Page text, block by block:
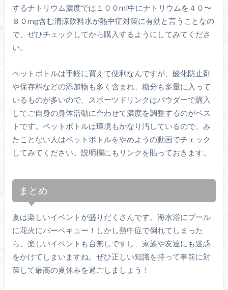
するナトリウム濃度では１００ml中にナトリウムを４０〜
８０mg含む清涼飲料水が熱中症対策に有効と言うことなの
で、ぜひチェックしてから購入するようにしてみてくださ
い。
ペットボトルは手軽に買えて便利なんですが、酸化防止剤
や保存料などの添加物も多く含まれ、糖分も多量に入って
いるものが多いので、スポーツドリンクはパウダーで購入
してご自身の身体活動に合わせて濃度を調整するのがベス
トです。ペットボトルは環境もかなり汚しているので、み
たことない人はペットボトルをやめようの動画でチェック
してみてください。説明欄にもリンクを貼っておきます。
まとめ
夏は楽しいイベントが盛りだくさんです。海水浴にプール
に花火にバーベキュー！しかし熱中症で倒れてしまった
ら、楽しいイベントも台無しですし、家族や友達にも迷惑
をかけてしまいますね。ぜひ正しい知識を持って事前に対
策して最高の夏休みを過ごしましょう！